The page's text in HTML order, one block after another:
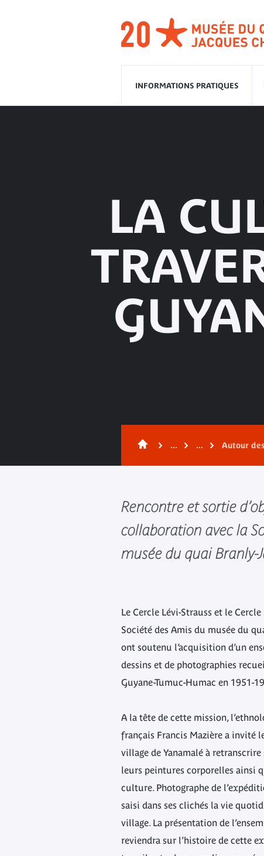
INFORMATIONS PRATIQUES
LA
... ... Autour
Rencontre et sortie
collaboration avec la
musée du quai Branly-
Le Cercle Lévi-Strauss et le
Société des Amis du musée du
ont soutenu l’acquisition d’un
dessins et de photographies
Guyane-Tumuc-Humac en 1951-
A la tête de cette mission,
français Francis Mazière a invité
village de Yanamalé à
leurs peintures corporelles ainsi
culture. Photographe de
saisi dans ses clichés la vie
village. La présentation de
reviendra sur l’histoire de cette